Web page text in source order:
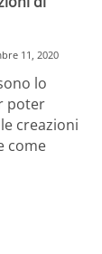
11, 2020
lo
poter
creazioni
come